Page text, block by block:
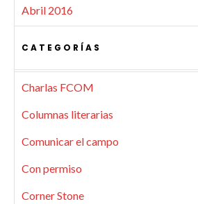
Abril 2016
CATEGORÍAS
Charlas FCOM
Columnas literarias
Comunicar el campo
Con permiso
Corner Stone